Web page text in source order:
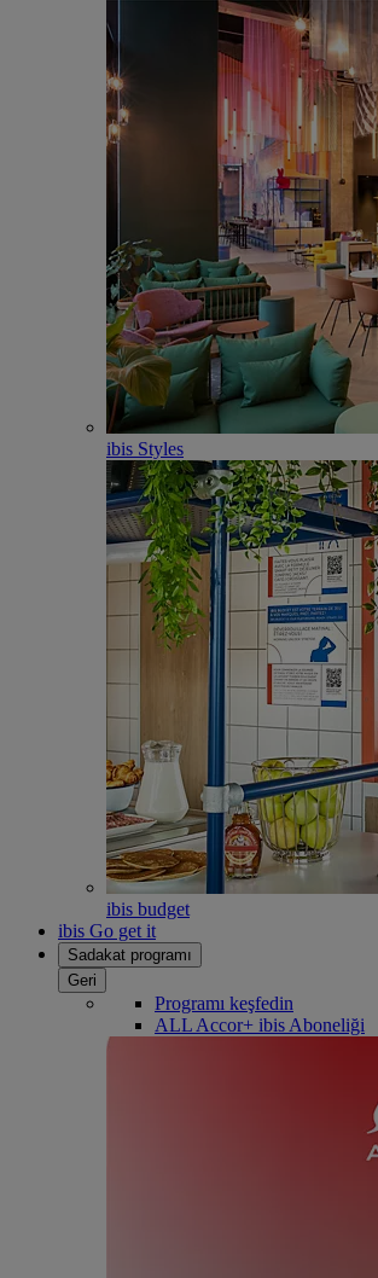
ibis Styles
ibis budget
ibis Go get it
Sadakat programı
Geri
Programı keşfedin
ALL Accor+ ibis Aboneliği